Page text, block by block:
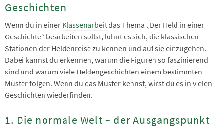
Geschichten
Wenn du in einer Klassenarbeitdas Thema „Der Held in einer
Geschichte“ bearbeiten sollst, lohnt es sich, die klassischen
Stationen der Heldenreise zu kennen und auf sie einzugehen.
Dabei kannst du erkennen, warum die Figuren so faszinierend
sind und warum viele Heldengeschichten einem bestimmten
Muster folgen. Wenn du das Muster kennst, wirst du es in vielen
Geschichten wiederfinden.
1. Die normale Welt – der Ausgangspunkt